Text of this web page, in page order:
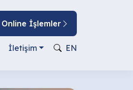
Online İşlemler
İletişim EN